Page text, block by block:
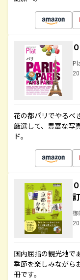
花の都パリでやるべ
厳選して、豊富な写
ド。
御
国内屈指の観光地で
季節を楽しみながら
冊です。